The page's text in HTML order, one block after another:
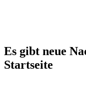
Es gibt neue
Startseite